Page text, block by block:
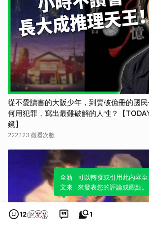
從不愛讀書的大阪少年，到賣破億冊的國
何用犯罪，寫出最難破解的人性？【
鏡】
222,123 觀看次數
12
全新體驗！一鍵引用此內容，
文來輕鬆表達個人立場。
1
可以轉發或引用此內容至
來發表您的評論或觀點。